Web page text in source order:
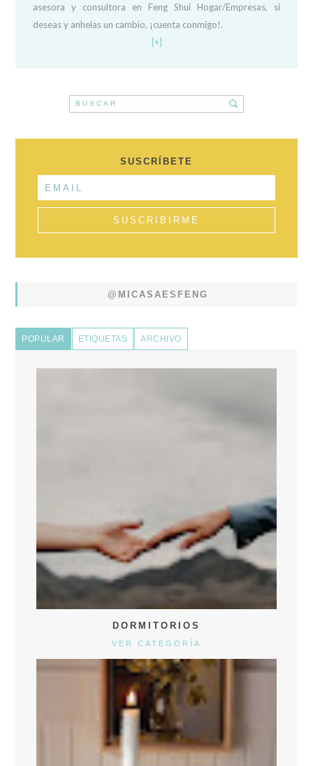
asesora y consultora en Feng Shui Hogar/Empresas, si
deseas y anhelas un cambio, ¡cuenta conmigo!.
[+]
SUSCRÍBETE
@MICASAESFENG
POPULAR ETIQUETAS ARCHIVO
DORMITORIOS
VER CATEGORÍA